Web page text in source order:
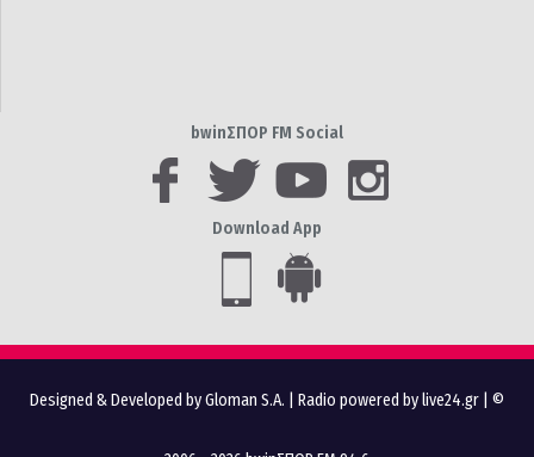
bwinΣΠΟΡ FM Social
Download App
Designed & Developed by Gloman S.A. Radio powered by live24.gr | ©